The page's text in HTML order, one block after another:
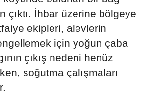
çıktı. İhbar üzerine bölgeye
ekipleri, alevlerin
için yoğun çaba
çıkış nedeni henüz
soğutma çalışmaları